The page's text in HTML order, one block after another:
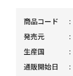
商品コード
発売元
生産国
通販開始日